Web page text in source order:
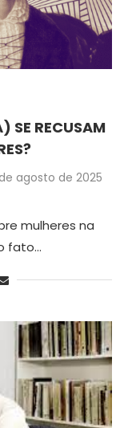
SE RECUSAM
agosto de 2025
mulheres na
fato…